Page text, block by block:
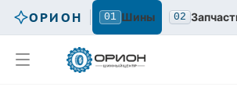
ОРИОН 01 Шины 02